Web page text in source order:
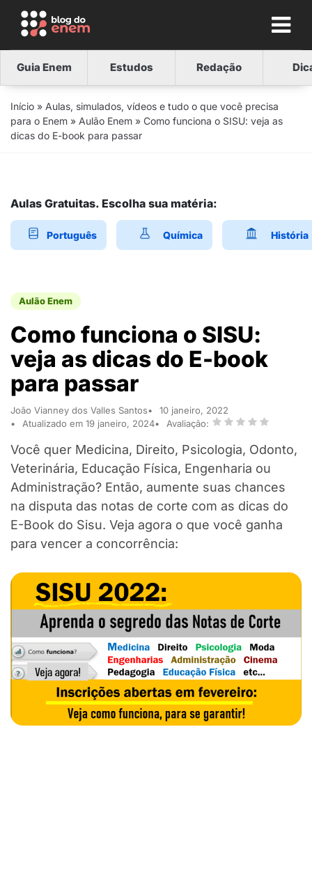
Guia Enem Estudos Redação
Início » Aulas, simulados, vídeos e tudo o que você precisa
para o Enem » Aulão Enem » Como funciona o SISU: veja as
dicas do E-book para passar
Aulas Gratuitas. Escolha sua matéria:
Português Química História
Aulão Enem
Como funciona o SISU:
veja as dicas do E-book
para passar
João Vianney dos Valles Santos
10 janeiro, 2022
Atualizado em 19 janeiro, 2024
Avaliação:
Você quer Medicina, Direito, Psicologia, Odonto,
Veterinária, Educação Física, Engenharia ou
Administração? Então, aumente suas chances
na disputa das notas de corte com as dicas do
E-Book do Sisu. Veja agora o que você ganha
para vencer a concorrência: